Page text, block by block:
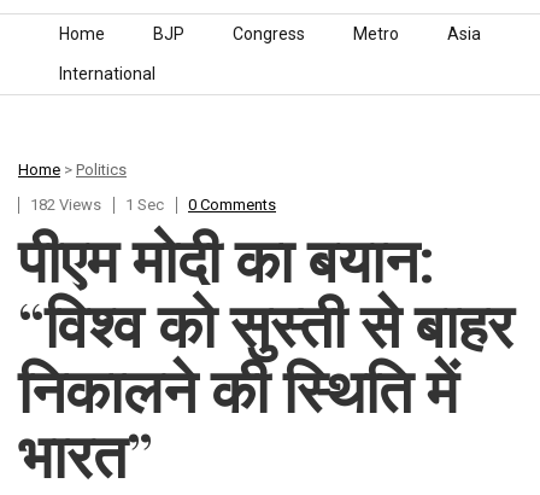
Skip to content
Home BJP Congress Metro Asia
International
Home > Politics
182 Views
1 Sec 0 Comments
पीएम मोदी का बयान:
“विश्व को सुस्ती से बाहर
निकालने की स्थिति में
भारत”